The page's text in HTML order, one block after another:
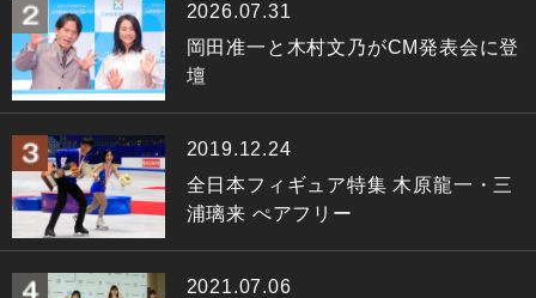
2026.07.31
岡田准一と木村文乃がCM発表会に登
壇
2019.12.24
全日本フィギュア特集 木原龍一・三
浦璃来 ぺアフリー
2021.07.06